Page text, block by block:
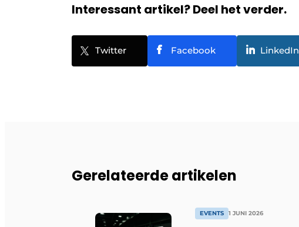
Interessant artikel? Deel het verder.
Twitter Facebook LinkedIn
Gerelateerde artikelen
EVENTS 1 JUNI 2026